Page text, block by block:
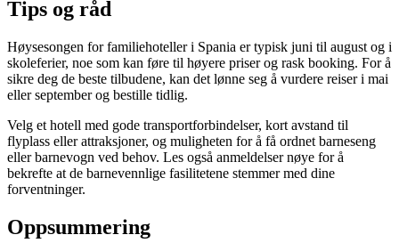
Tips og råd
Høysesongen for familiehoteller i Spania er typisk juni til august og i
skoleferier, noe som kan føre til høyere priser og rask booking. For å
sikre deg de beste tilbudene, kan det lønne seg å vurdere reiser i mai
eller september og bestille tidlig.
Velg et hotell med gode transportforbindelser, kort avstand til
flyplass eller attraksjoner, og muligheten for å få ordnet barneseng
eller barnevogn ved behov. Les også anmeldelser nøye for å
bekrefte at de barnevennlige fasilitetene stemmer med dine
forventninger.
Oppsummering